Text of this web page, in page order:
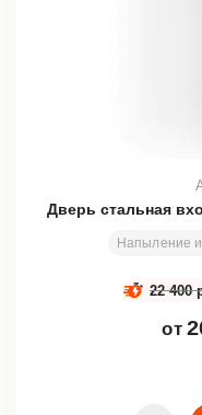
Дверь стальная
Напыление
22 400
от